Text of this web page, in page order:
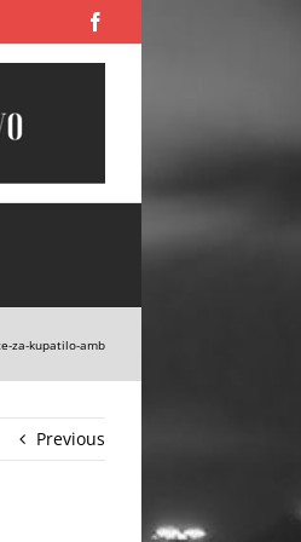
za-kupatilo-amb
Previous